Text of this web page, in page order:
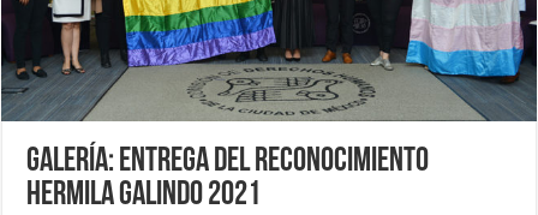
Galería: Entrega del Reconocimiento
Hermila Galindo 2021